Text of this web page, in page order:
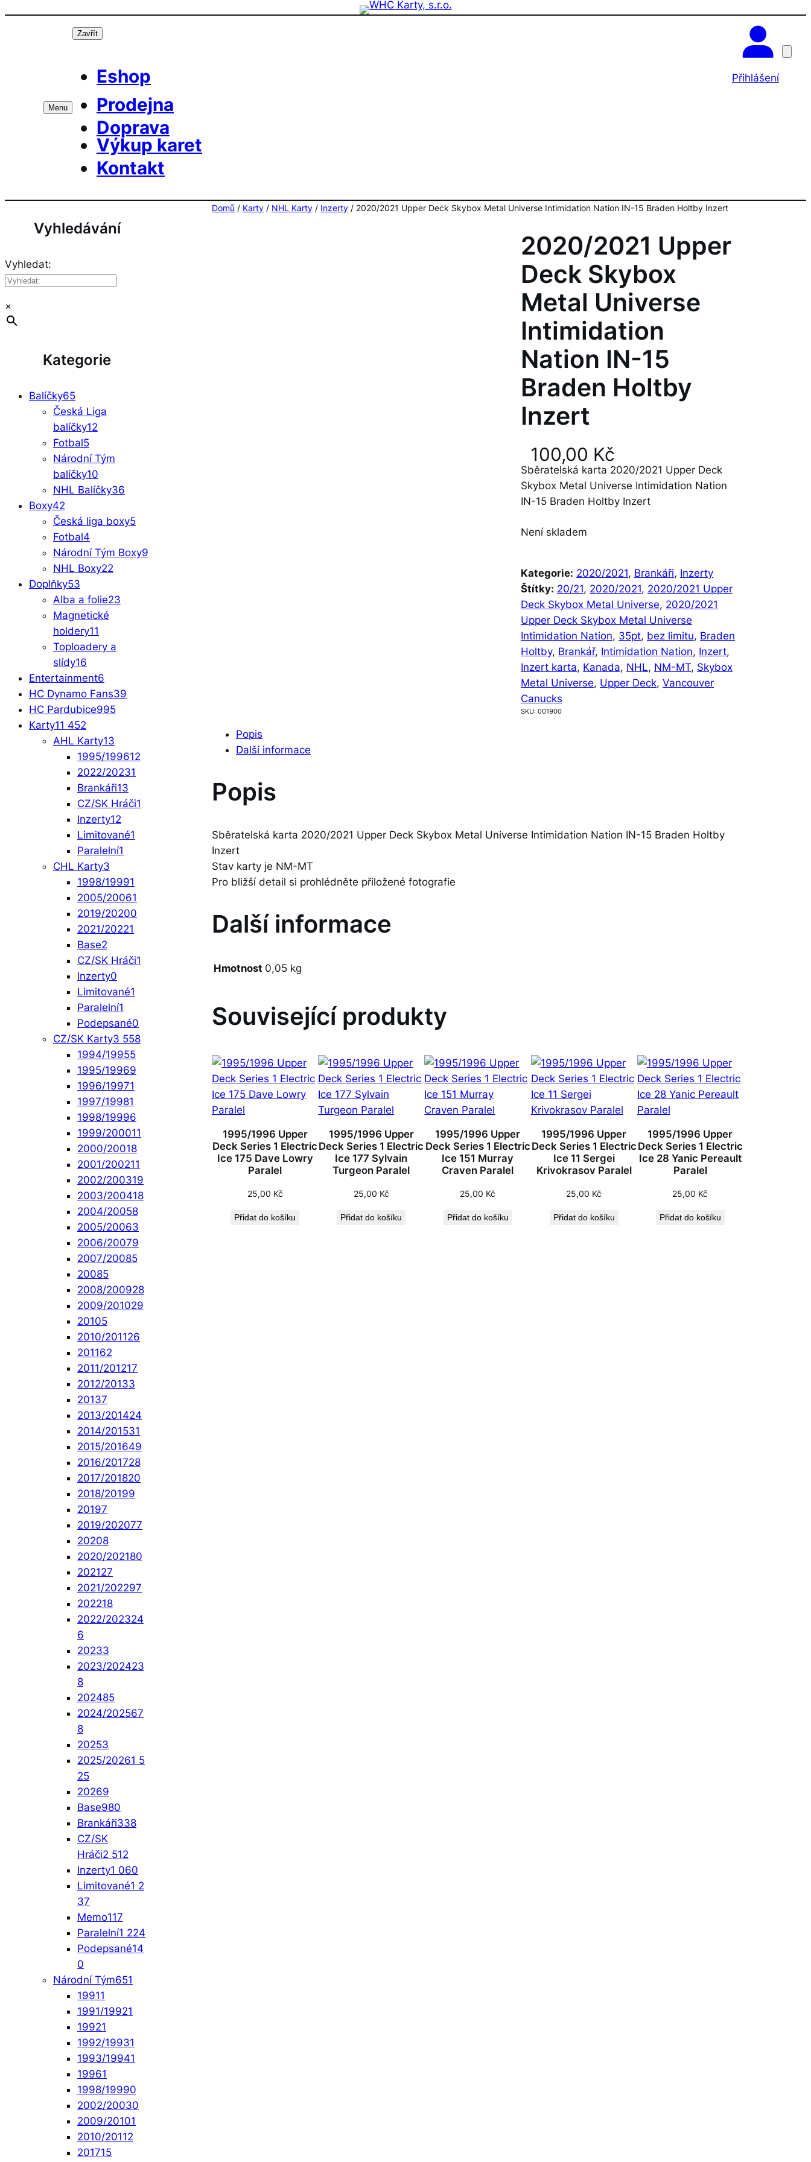
Přeskočit
Menu
Zavřít
Eshop
Prodejna
Doprava
Výkup karet
Kontakt
Přihlášení
Vyhledávání
Vyhledat:
×
Kategorie
Balíčky65
Česká Liga
balíčky12
Fotbal5
Národní Tým
balíčky10
NHL Balíčky36
Boxy42
Česká liga boxy5
Fotbal4
Národní Tým Boxy9
NHL Boxy22
Doplňky53
Alba a folie23
Magnetické
holdery11
Toploadery a
slídy16
Entertainment6
HC Dynamo Fans39
HC Pardubice995
Karty11 452
AHL Karty13
1995/199612
2022/20231
Brankáři13
CZ/SK Hráči1
Inzerty12
Limitované1
Paralelní1
CHL Karty3
1998/19991
2005/20061
2019/20200
2021/20221
Base2
CZ/SK Hráči1
Inzerty0
Limitované1
Paralelní1
Podepsané0
CZ/SK Karty3 558
1994/19955
1995/19969
1996/19971
1997/19981
1998/19996
1999/200011
2000/20018
2001/200211
2002/200319
2003/200418
2004/20058
2005/20063
2006/20079
2007/20085
20085
2008/200928
2009/201029
20105
2010/201126
201162
2011/201217
2012/20133
20137
2013/201424
2014/201531
2015/201649
2016/201728
2017/201820
2018/20199
20197
2019/202077
20208
2020/202180
202127
2021/202297
202218
2022/202324
6
20233
2023/202423
8
202485
2024/202567
8
20253
2025/20261 5
25
20269
Base980
Brankáři338
CZ/SK
Hráči2 512
Inzerty1 060
Limitované1 2
37
Memo117
Paralelní1 224
Podepsané14
0
Národní Tým651
19911
1991/19921
19921
1992/19931
1993/19941
19961
1998/19990
2002/20030
2009/20101
2010/20112
201715
Domů / Karty / NHL Karty / Inzerty / 2020/2021 Upper Deck Skybox Metal Universe Intimidation Nation IN-15 Braden Holtby Inzert
2020/2021 Upper
Deck Skybox
Metal Universe
Intimidation
Nation IN-15
Braden Holtby
Inzert
100,00 Kč
Sběratelská karta 2020/2021 Upper Deck
Skybox Metal Universe Intimidation Nation
IN-15 Braden Holtby Inzert
Není skladem
Kategorie: 2020/2021, Brankáři, Inzerty
Štítky: 20/21, 2020/2021, 2020/2021 Upper
Deck Skybox Metal Universe, 2020/2021
Upper Deck Skybox Metal Universe
Intimidation Nation, 35pt, bez limitu, Braden
Holtby, Brankář, Intimidation Nation, Inzert
Inzert karta, Kanada, NHL, NM-MT, Skybox
Metal Universe, Upper Deck, Vancouver
Canucks
SKU: 001900
Popis
Další informace
Popis
Sběratelská karta 2020/2021 Upper Deck Skybox Metal Universe Intimidation Nation IN-15 Braden Holtby
Inzert
Stav karty je NM-MT
Pro bližší detail si prohlédněte přiložené fotografie
Další informace
Hmotnost 0,05 kg
Související produkty
1995/1996 Upper
Deck Series 1 Electric
Ice 175 Dave Lowry
Paralel
25,00 Kč
Přidat do košíku
1995/1996 Upper
Deck Series 1 Electric
Ice 177 Sylvain
Turgeon Paralel
25,00 Kč
Přidat do košíku
1995/1996 Upper
Deck Series 1 Electric
Ice 151 Murray
Craven Paralel
25,00 Kč
Přidat do košíku
1995/1996 Upper
Deck Series 1 Electric
Ice 11 Sergei
Krivokrasov Paralel
25,00 Kč
Přidat do košíku
1995/1996 Upper
Deck Series 1 Electric
Ice 28 Yanic Pereault
Paralel
25,00 Kč
Přidat do košíku